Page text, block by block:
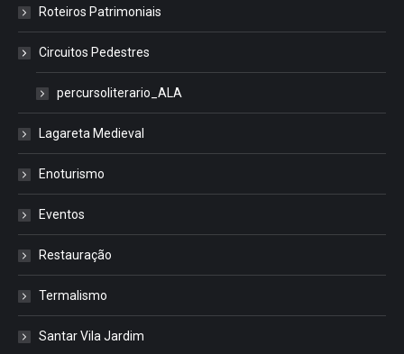
Roteiros Patrimoniais
Circuitos Pedestres
percursoliterario_ALA
Lagareta Medieval
Enoturismo
Eventos
Restauração
Termalismo
Santar Vila Jardim